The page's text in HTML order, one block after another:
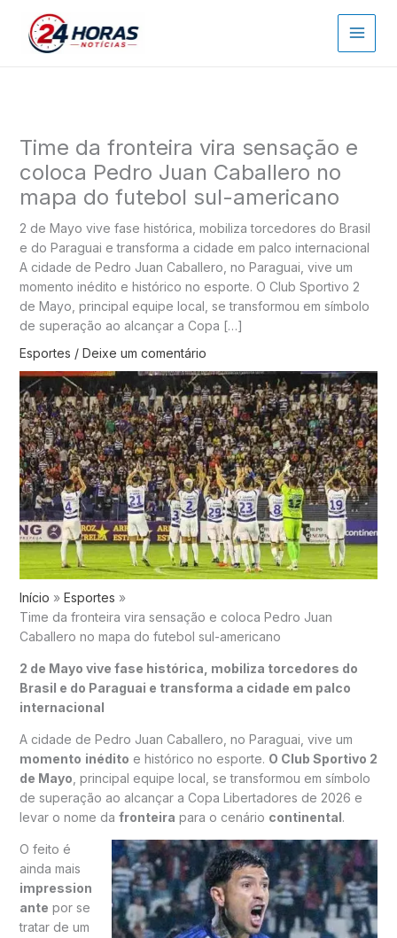
Time da fronteira vira sensação e
coloca Pedro Juan Caballero no
mapa do futebol sul-americano
2 de Mayo vive fase histórica, mobiliza torcedores do Brasil
e do Paraguai e transforma a cidade em palco internacional
A cidade de Pedro Juan Caballero, no Paraguai, vive um
momento inédito e histórico no esporte. O Club Sportivo 2
de Mayo, principal equipe local, se transformou em símbolo
de superação ao alcançar a Copa […]
Esportes / Deixe um comentário
Início
Esportes
Time da fronteira vira sensação e coloca Pedro Juan
Caballero no mapa do futebol sul-americano
2 de Mayo vive fase histórica, mobiliza torcedores do
Brasil e do Paraguai e transforma a cidade em palco
internacional
A cidade de Pedro Juan Caballero, no Paraguai, vive um
momento inédito e histórico no esporte. O Club Sportivo 2
de Mayo , principal equipe local, se transformou em símbolo
de superação ao alcançar a Copa Libertadores de 2026 e
levar o nome da fronteira para o cenário continental.
O feito é
ainda mais
impression
ante por se
tratar de um